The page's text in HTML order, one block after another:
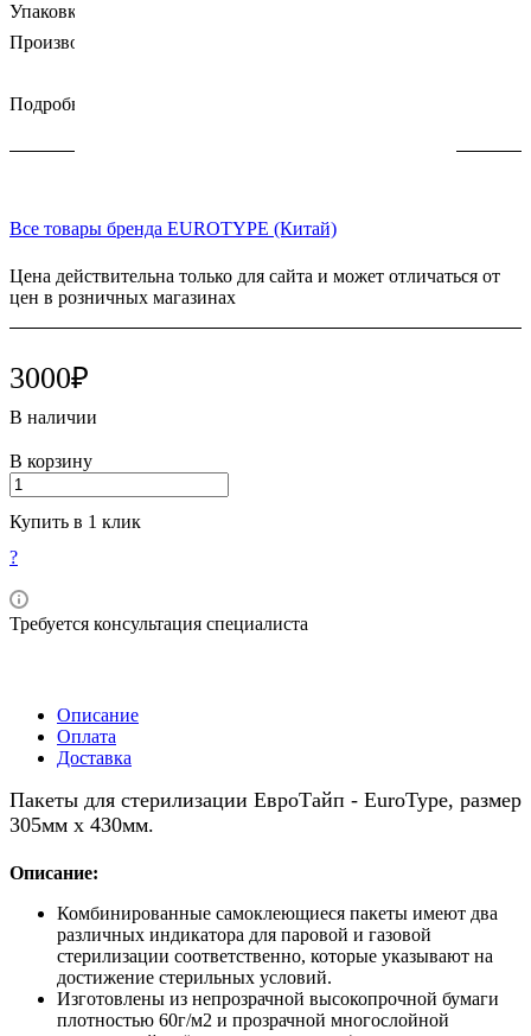
Упаковка: 200 штук.
Производитель: EuroType (Китай).
Подробности
Все товары бренда EUROTYPE (Китай)
Цена действительна только для сайта и может отличаться от
цен в розничных магазинах
3000₽
В наличии
В корзину
Купить в 1 клик
?
Требуется консультация специалиста
Описание
Оплата
Доставка
Пакеты для стерилизации ЕвроТайп - EuroType, размер
305мм x 430мм.
Описание:
Комбинированные самоклеющиеся пакеты имеют два
различных индикатора для паровой и газовой
стерилизации соответственно, которые указывают на
достижение стерильных условий.
Изготовлены из непрозрачной высокопрочной бумаги
плотностью 60г/м2 и прозрачной многослойной